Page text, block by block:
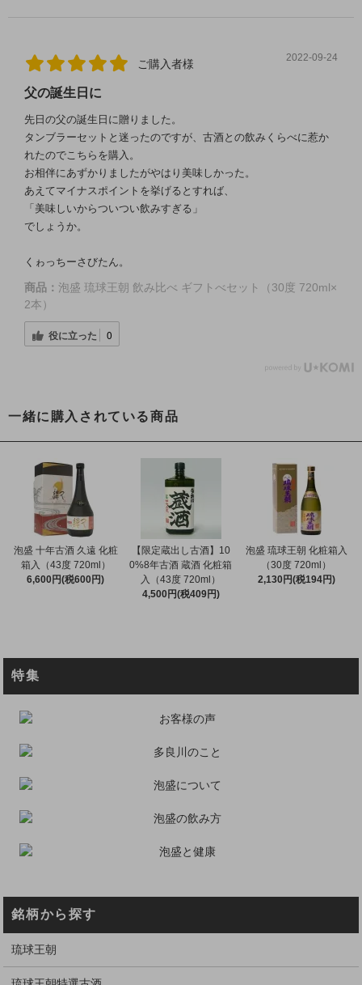
ご購入者様 2022-09-24
父の誕生日に
先日の父の誕生日に贈りました。
タンブラーセットと迷ったのですが、古酒との飲みくらべに惹か
れたのでこちらを購入。
お相伴にあずかりましたがやはり美味しかった。
あえてマイナスポイントを挙げるとすれば、
「美味しいからついつい飲みすぎる」
でしょうか。
くゎっちーさびたん。
商品： 泡盛 琉球王朝 飲み比べ ギフトべセット（30度 720ml×
2本）
役に立った 0
一緒に購入されている商品
泡盛 十年古酒 久遠 化粧
箱入（43度 720ml）
6,600円(税600円)
【限定蔵出し古酒】10
0%8年古酒 蔵酒 化粧箱
入（43度 720ml）
4,500円(税409円)
泡盛 琉球王朝 化粧箱入
（30度 720ml）
2,130円(税194円)
特集
銘柄から探す
琉球王朝